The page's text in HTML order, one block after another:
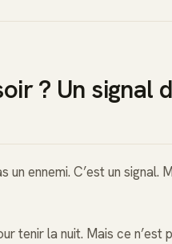
? Un signal
ennemi. C’est un signal.
tenir la nuit. Mais ce n’est